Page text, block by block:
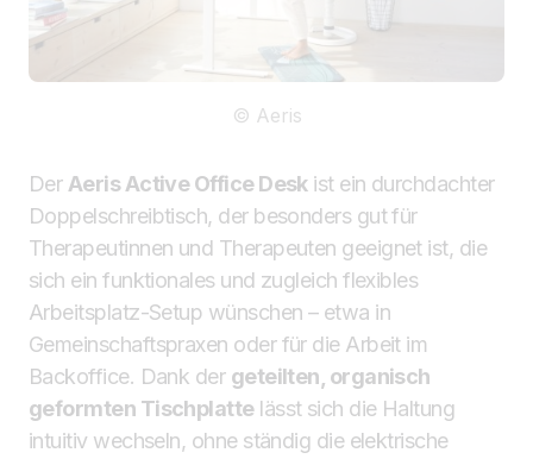
© Aeris
DerAeris Active Office Deskist ein durchdachter
Doppelschreibtisch, der besonders gut für
Therapeutinnen und Therapeuten geeignet ist, die
sich ein funktionales und zugleich flexibles
Arbeitsplatz-Setup wünschen – etwa in
Gemeinschaftspraxen oder für die Arbeit im
Backoffice. Dank der geteilten, organisch
geformten Tischplattelässt sich die Haltung
intuitiv wechseln, ohne ständig die elektrische